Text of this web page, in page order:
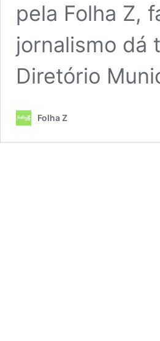
pela Folha Z,
jornalismo dá
Diretório
Folha Z